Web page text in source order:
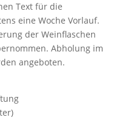
Text für die
eine Woche Vorlauf.
der Weinflaschen
Abholung im
angeboten.